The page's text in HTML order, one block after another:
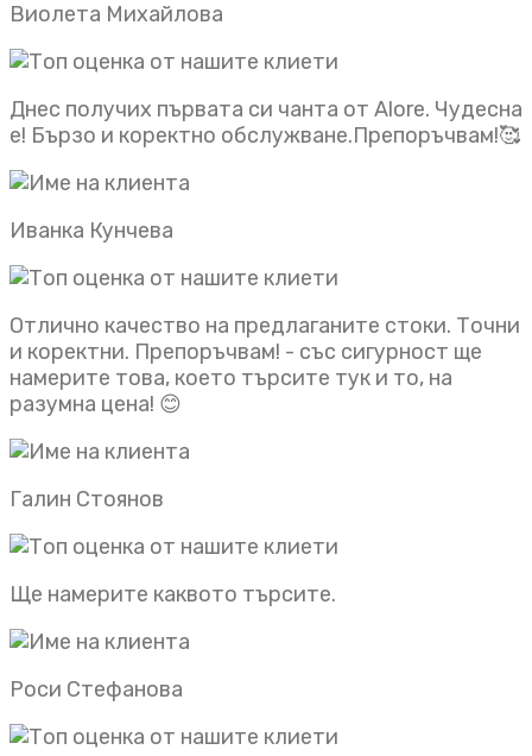
Виолета Михайлова
Днес получих първата си чанта от Alore. Чудесна
е! Бързо и коректно обслужване.Препоръчвам!🥰
Иванка Кунчева
Отлично качество на предлаганите стоки. Точни
и коректни. Препоръчвам! - със сигурност ще
намерите това, което търсите тук и то, на
разумна цена! 😊
Галин Стоянов
Ще намерите каквото търсите.
Роси Стефанова